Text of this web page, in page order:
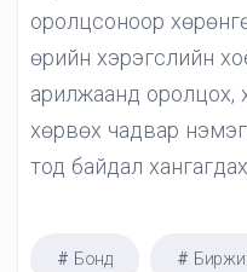
оролцсоноор
өрийн хэрэгслийн
арилжаанд оролцох,
хөрвөх чадвар
тод байдал
Бонд